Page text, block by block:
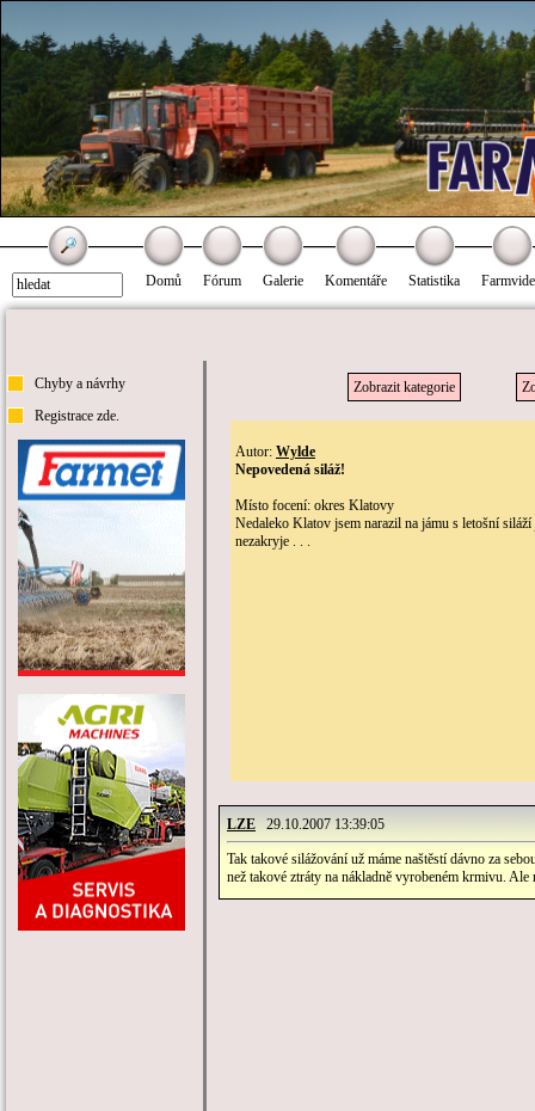
Domů Fórum Galerie Komentáře Statistika
Chyby a návrhy
Registrace zde.
Zobrazit kategorie
Autor: Wylde
Nepovedená siláž!
Místo focení: okres Klatovy
Nedaleko Klatov jsem narazil na jámu s letošní
nezakryje . . .
LZE 29.10.2007 13:39:05
Tak takové silážování už máme naštěstí dávno za
než takové ztráty na nákladně vyrobeném krmivu.